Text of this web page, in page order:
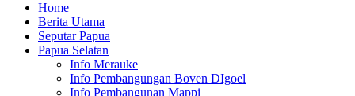
Home
Berita Utama
Seputar Papua
Papua Selatan
Info Merauke
Info Pembangungan Boven DIgoel
Info Pembangunan Mappi